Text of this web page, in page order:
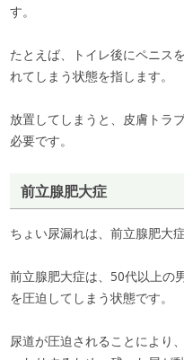
す。
たとえば、トイレ後にペニス
れてしまう状態を指します。
放置してしまうと、皮膚トラ
必要です。
前立腺肥大症
ちょい尿漏れは、前立腺肥大
前立腺肥大症は、50代以上の
を圧迫してしまう状態です。
尿道が圧迫されることにより